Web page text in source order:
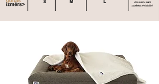
S M L
Jūs savu suni
pazīstat vislabāk!